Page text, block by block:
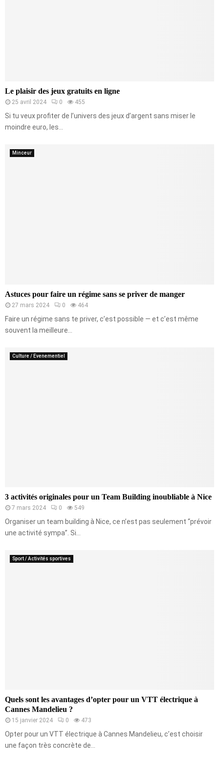
Le plaisir des jeux gratuits en ligne
25 avril 2024 0 455
Si tu veux profiter de l’univers des jeux d’argent sans miser le
moindre euro, les...
Minceur
Astuces pour faire un régime sans se priver de manger
27 mars 2024 0 464
Faire un régime sans te priver, c’est possible — et c’est même
souvent la meilleure...
Culture / Evenementiel
3 activités originales pour un Team Building inoubliable à Nice
7 mars 2024 0 549
Organiser un team building à Nice, ce n’est pas seulement “prévoir
une activité sympa”. Si...
Sport / Activités sportives
Quels sont les avantages d’opter pour un VTT électrique à
Cannes Mandelieu ?
15 janvier 2024 0 473
Opter pour un VTT électrique à Cannes Mandelieu, c’est choisir
une façon très concrète de...